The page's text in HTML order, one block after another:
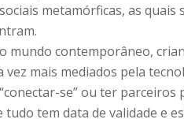
metamórficas, as quais
mundo contemporâneo,
vez mais mediados pela
se” ou ter
tem data de validade e